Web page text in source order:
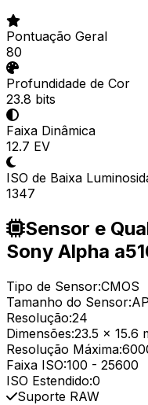
Pontuação Geral
80
Profundidade de Cor
23.8 bits
Faixa Dinâmica
12.7 EV
ISO de Baixa
1347
Sensor e
Sony Alpha
Tipo de Sensor:CMOS
Tamanho do Sensor:
Resolução:24
Dimensões:23.5 x 15.6
Resolução Máxima:
Faixa ISO:100 - 25600
ISO Estendido:0
Suporte RAW